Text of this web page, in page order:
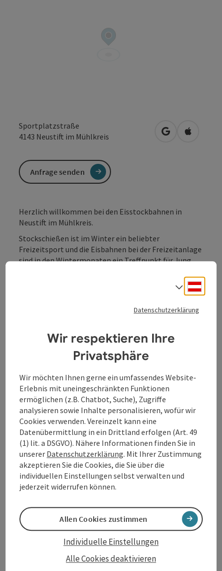
Sportplatzstraße
4143 Neustift im Mühlkreis in Googlein Apple
Herzlich willkommen bei den Eisstockbahnen in
Neustift im Mühlkreis.
Stockschießen ist im Winter ein beliebter
Freizeitsport und die Eisbahnen bei der Freizeitanlage
sind in den Wintermonaten ein Treffpunkt für Jung
Öffnungszeiten
Anreise/Lage
Sportarten
Preise
Eignung
Barrierefreiheit
Anfrage senden
Datenschutzerklärung
Wir respektieren Ihre
Privatsphäre
Wir möchten Ihnen gerne ein umfassendes Website-
Erlebnis mit uneingeschränkten Funktionen
ermöglichen (z.B. Chatbot, Suche), Zugriffe
analysieren sowie Inhalte personalisieren, wofür wir
Cookies verwenden. Vereinzelt kann eine
Datenübermittlung in ein Drittland erfolgen (Art. 49
(1) lit. a DSGVO). Nähere Informationen finden Sie in
unserer Datenschutzerklärung. Mit Ihrer Zustimmung
akzeptieren Sie die Cookies, die Sie über die
individuellen Einstellungen selbst verwalten und
jederzeit widerrufen können.
Alle Cookies deaktivieren
Individuelle Einstellungen
Allen Cookies zustimmen